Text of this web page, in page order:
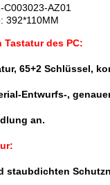
C003023-AZ01
: 392*110MM
des PC:
65+2 Schlüssel,
Entwurfs-,
an.
staubdichten